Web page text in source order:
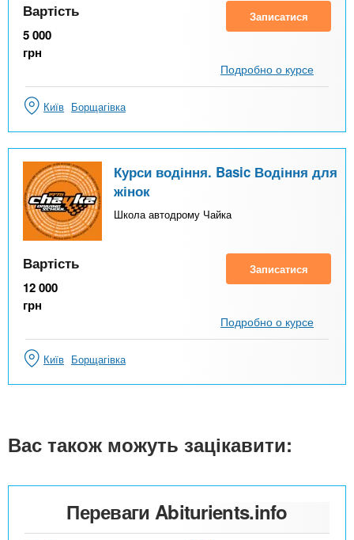
Вартість
5 000
грн
Записатися
Подробно о курсе
Київ Борщагівка
Курси водіння. Basic Водіння для
жінок
Школа автодрому Чайка
Вартість
12 000
грн
Записатися
Подробно о курсе
Київ Борщагівка
Вас також можуть зацікавити:
Переваги Abiturients.info